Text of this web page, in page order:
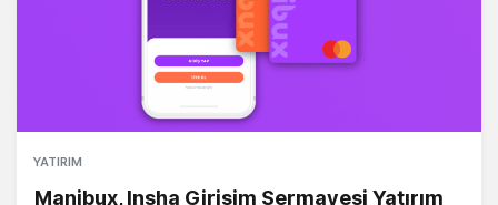
YATIRIM
Manibux, Insha Girişim Sermayesi Yatırım